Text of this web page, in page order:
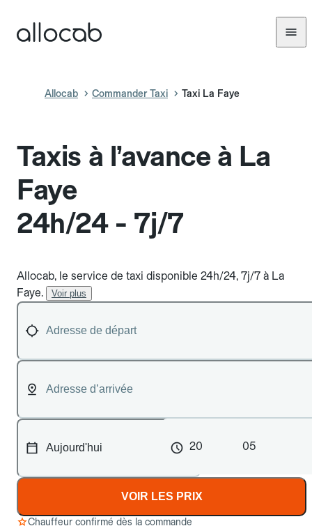
Allocab Commander Taxi Taxi La Faye
Taxis à l’avance à La
Faye
24h/24 - 7j/7
Allocab, le service de taxi disponible 24h/24, 7j/7 à La
Faye.
Voir plus
20 05
VOIR LES PRIX
Chauffeur confirmé dès la commande